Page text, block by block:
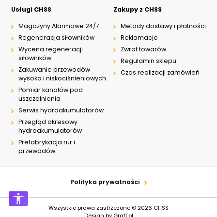
NIP: PL 884 282 31 43
Projekty:
+48 732 527 128
info@powerhydraulics.eu
www.powerhydraulics.eu
Engineering for motion
Usługi CHSS
Magazyny Alarmowe 24/7
Regeneracja siłowników
Wycena regeneracji
siłowników
Zakuwanie przewodów
wysoko i niskociśnieniowych
Pomiar kanałów pod
uszczelnienia
Serwis hydroakumulatorów
Przegląd okresowy
hydroakumulatorów
Prefabrykacja rur i
przewodów
Zakupy z CHSS
Metody dostawy i płatności
Reklamacje
Zwrot towarów
Regulamin sklepu
Czas realizacji zamówień
Polityka prywatności
Wszystkie prawa zastrzeżone © 2026 CHSS
Design by Graff.pl